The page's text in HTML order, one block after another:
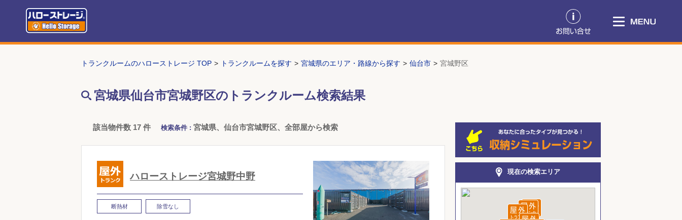
トランクルームのハローストレージ TOP トランクルームを探す 宮城県のエリア・路線から探す 仙台市 宮城野区
宮城県仙台市宮城野区のトランクルーム検索結果
該当物件数 17 件 検索条件 :宮城県、仙台市宮城野区、全部屋から検索
ハローストレージ宮城野中野
断熱材 除雪なし
現在の検索エリア